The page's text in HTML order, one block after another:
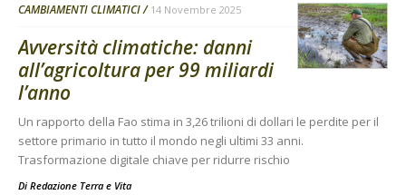
CAMBIAMENTI CLIMATICI 14 Novembre 2025
Avversità climatiche: danni
all’agricoltura per 99 miliardi
l’anno
Un rapporto della Fao stima in 3,26 trilioni di dollari le perdite per il
settore primario in tutto il mondo negli ultimi 33 anni.
Trasformazione digitale chiave per ridurre rischio
Di Redazione Terra e Vita